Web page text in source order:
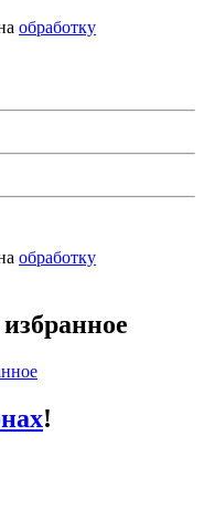
обработку
обработку
!